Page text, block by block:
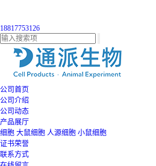
18817753126
公司首页
公司介绍
公司动态
产品展厅
细胞 大鼠细胞 人源细胞 小鼠细胞
证书荣誉
联系方式